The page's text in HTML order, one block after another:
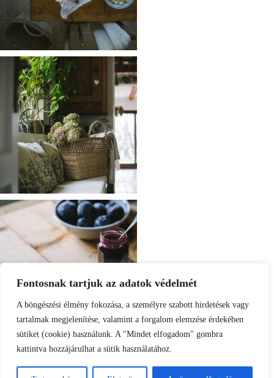
Fontosnak tartjuk az adatok védelmét
A böngészési élmény fokozása, a személyre szabott hirdetések vagy
tartalmak megjelenítése, valamint a forgalom elemzése érdekében
sütiket (cookie) használunk. A "Mindet elfogadom" gombra
kattintva hozzájárulhat a sütik használatához.